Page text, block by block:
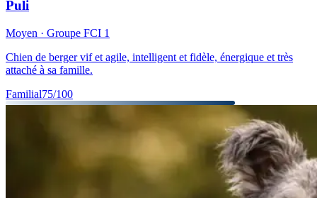
Puli
Moyen · Groupe FCI 1
Chien de berger vif et agile, intelligent et fidèle, énergique et très
attaché à sa famille.
Familial75/100